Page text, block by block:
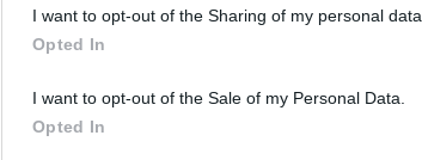
I want to opt-out of the Sharing of my personal data.
Opted In
I want to opt-out of the Sale of my Personal Data.
Opted In
info@laservision.gr